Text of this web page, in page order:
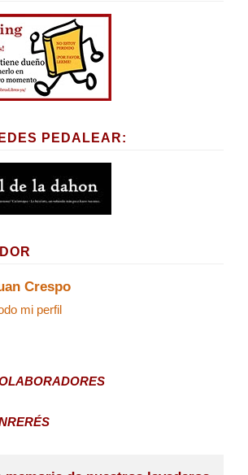
PEDALEAR:
Crespo
mi perfil